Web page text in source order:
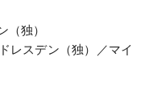
独）
レスデン（独）／マイ